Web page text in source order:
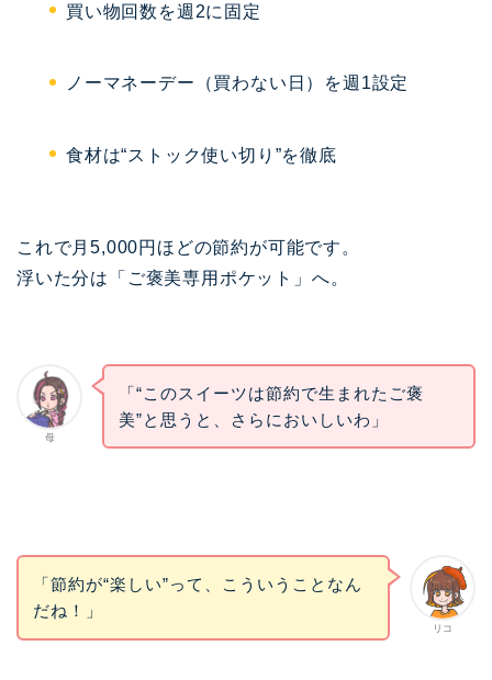
買い物回数を週2に固定
ノーマネーデー（買わない日）を週1設定
食材は“ストック使い切り”を徹底
これで月5,000円ほどの節約が可能です。
浮いた分は「ご褒美専用ポケット」へ。
母
「“このスイーツは節約で生まれたご褒
美”と思うと、さらにおいしいわ」
リコ
「節約が“楽しい”って、こういうことなん
だね！」